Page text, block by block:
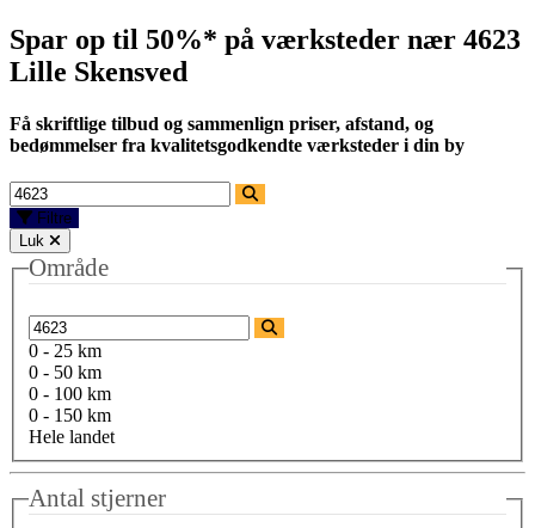
Spar op til 50%* på værksteder nær 4623
Lille Skensved
Få skriftlige tilbud og sammenlign priser, afstand, og
bedømmelser fra kvalitetsgodkendte værksteder i din by
Filtre
Luk
Område
0 - 25 km
0 - 50 km
0 - 100 km
0 - 150 km
Hele landet
Antal stjerner